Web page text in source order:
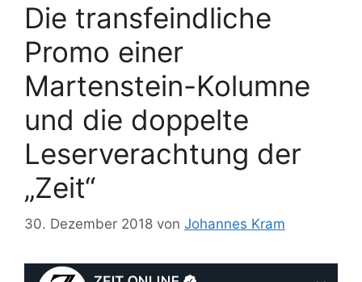
Die transfeindliche
Promo einer
Martenstein-Kolumne
und die doppelte
Leserverachtung der
„Zeit“
30. Dezember 2018 von Johannes Kram